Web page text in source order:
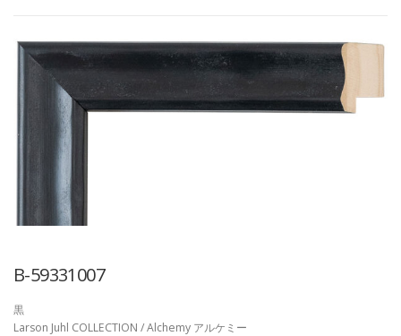
B-59331007
黒
Larson Juhl COLLECTION / Alchemy アルケミー